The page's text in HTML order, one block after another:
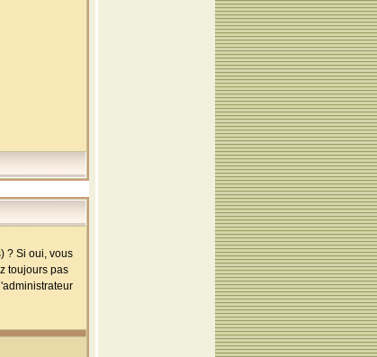
? Si oui, vous
toujours pas